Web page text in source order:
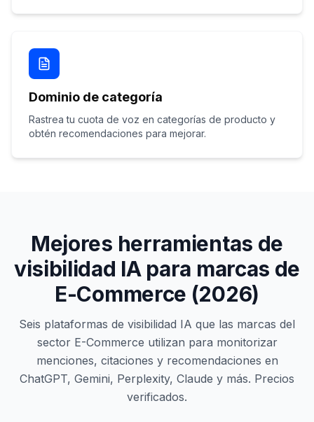
Dominio de categoría
Rastrea tu cuota de voz en categorías de producto y
obtén recomendaciones para mejorar.
Mejores herramientas de
visibilidad IA para marcas de
E-Commerce (2026)
Seis plataformas de visibilidad IA que las marcas del
sector E-Commerce utilizan para monitorizar
menciones, citaciones y recomendaciones en
ChatGPT, Gemini, Perplexity, Claude y más. Precios
verificados.